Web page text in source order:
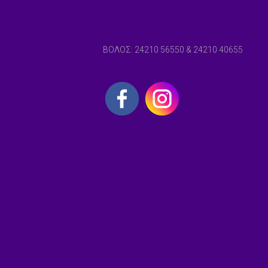
ΒΟΛΟΣ: 24210 56550 & 24210 40655